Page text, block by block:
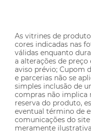
As vitrines de
cores indicadas nas
válidas enquanto
a alterações de
aviso prévio; Cupom
e parcerias não se
simples inclusão de
compras não implica
reserva do produto,
eventual término de
comunicações do
meramente